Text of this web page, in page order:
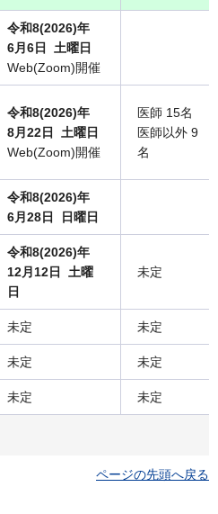
令和8(2026)年
6月6日 土曜日
Web(Zoom)開催
令和8(2026)年
8月22日 土曜日
Web(Zoom)開催
医師 15名
医師以外 9
名
令和8(2026)年
6月28日 日曜日
令和8(2026)年
12月12日 土曜
日
未定
未定 未定
未定 未定
未定 未定
ページの先頭へ戻る